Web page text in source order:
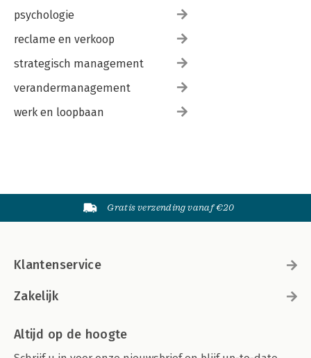
psychologie
reclame en verkoop
strategisch management
verandermanagement
werk en loopbaan
Gratis verzending vanaf €20
Klantenservice
Zakelijk
Altijd op de hoogte